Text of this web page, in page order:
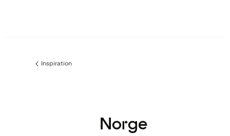
Föregående
Inspiration
Norge